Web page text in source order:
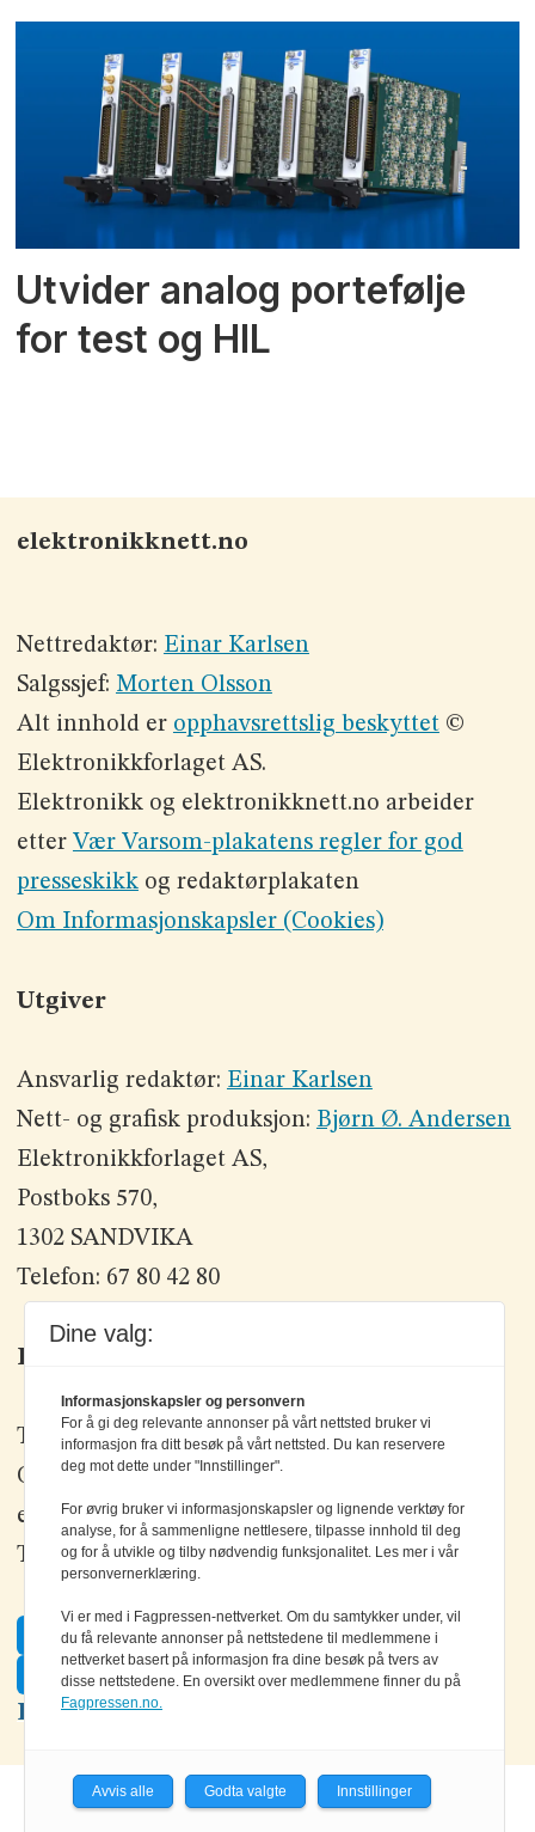
Utvider analog portefølje
for test og HIL
elektronikknett.no
Nettredaktør: Einar Karlsen
Salgssjef: Morten Olsson
Alt innhold er opphavsrettslig beskyttet©
Elektronikkforlaget AS.
Elektronikk og elektronikknett.no arbeider
etter Vær Varsom-plakatens regler for god
presseskikkog redaktørplakaten
Om Informasjonskapsler (Cookies)
Utgiver
Ansvarlig redaktør: Einar Karlsen
Nett- og grafisk produksjon: Bjørn Ø. Andersen
Elektronikkforlaget AS,
Postboks 570,
1302 SANDVIKA
Telefon: 67 80 42 80
Kontakt oss
Tlf: +47 67 80 42 80
Olav Brunborgs vei 6, 1396 Billingstad
epost: elektronikk@elektronikkforlaget.no
Tips oss:tips@elektronikkforlaget.no
Facebook
Twitter
LinkedIn
Dine valg:
Informasjonskapsler og personvern
For å gi deg relevante annonser på vårt nettsted bruker vi
informasjon fra ditt besøk på vårt nettsted. Du kan reservere
deg mot dette under "Innstillinger".
For øvrig bruker vi informasjonskapsler og lignende verktøy for
analyse, for å sammenligne nettlesere, tilpasse innhold til deg
og for å utvikle og tilby nødvendig funksjonalitet. Les mer i vår
personvernerklæring.
Vi er med i Fagpressen-nettverket. Om du samtykker under, vil
du få relevante annonser på nettstedene til medlemmene i
nettverket basert på informasjon fra dine besøk på tvers av
disse nettstedene. En oversikt over medlemmene finner du på
Fagpressen.no.
Avvis alle Godta valgte Innstillinger